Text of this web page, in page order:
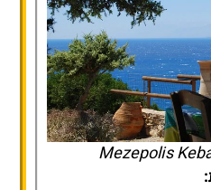
Mezepolis